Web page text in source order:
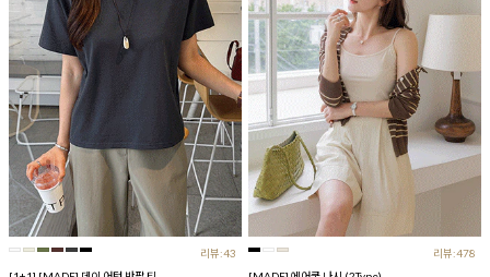
리뷰:43
리뷰:478